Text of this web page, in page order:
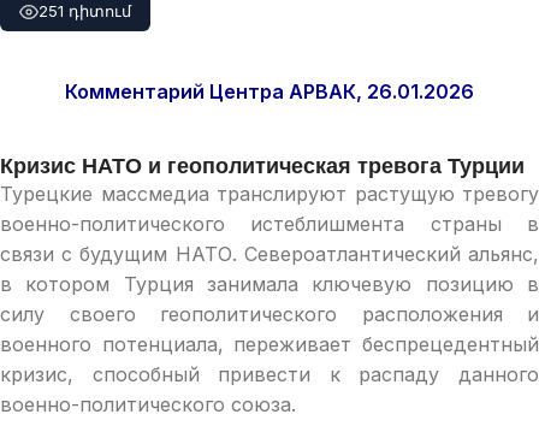
251 դիտում
Комментарий Центра АРВАК, 26.01.2026
Кризис НАТО и геополитическая тревога Турции
Турецкие массмедиа транслируют растущую тревогу
военно-политического истеблишмента страны в
связи с будущим НАТО. Североатлантический альянс,
в котором Турция занимала ключевую позицию в
силу своего геополитического расположения и
военного потенциала, переживает беспрецедентный
кризис, способный привести к распаду данного
военно-политического союза.